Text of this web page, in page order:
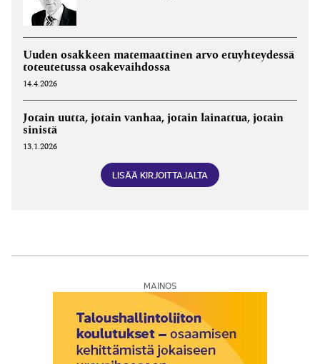
Uuden osakkeen matemaattinen arvo etuyhteydessä
toteutetussa osakevaihdossa
14.4.2026
Jotain uutta, jotain vanhaa, jotain lainattua, jotain
sinistä
13.1.2026
LISÄÄ KIRJOITTAJALTA
MAINOS